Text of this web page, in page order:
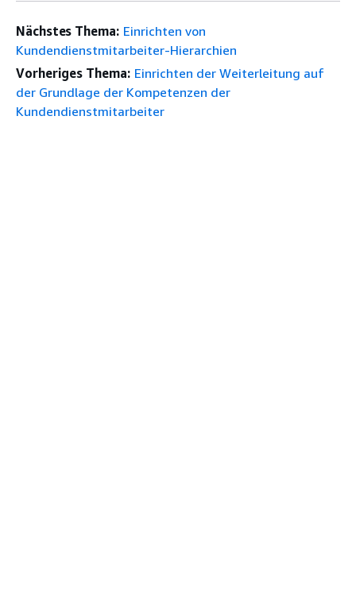
Nächstes Thema: Einrichten von
Kundendienstmitarbeiter-Hierarchien
Vorheriges Thema: Einrichten der Weiterleitung auf
der Grundlage der Kompetenzen der
Kundendienstmitarbeiter